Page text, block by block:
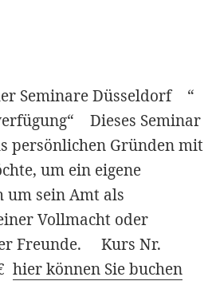
Seminare Düsseldorf “
Dieses Seminar
persönlichen Gründen mit
um ein eigene
um sein Amt als
Vollmacht oder
Freunde. Kurs Nr.
€hier können Sie buchen